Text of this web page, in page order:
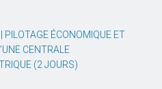
PILOTAGE ÉCONOMIQUE ET
CENTRALE
(2 JOURS)